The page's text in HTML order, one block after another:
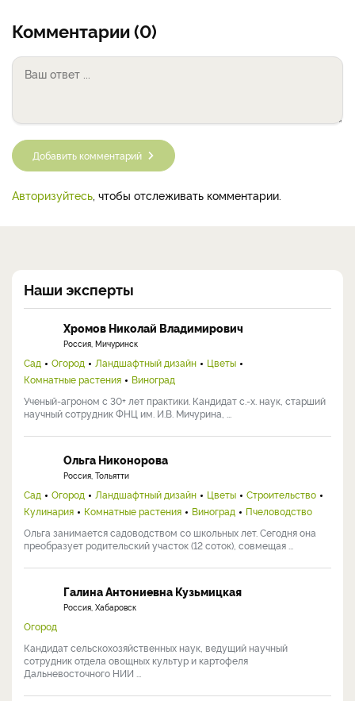
Комментарии (0)
Добавить комментарий
Авторизуйтесь, чтобы отслеживать комментарии.
Наши эксперты
Хромов Николай Владимирович
Россия, Мичуринск
Сад Огород Ландшафтный дизайн
Цветы
Комнатные растения
Виноград
Ученый-агроном с 30+ лет практики. Кандидат с.-х. наук, старший
научный сотрудник ФНЦ им. И.В. Мичурина, ...
Ольга Никонорова
Россия, Тольятти
Сад Огород Ландшафтный дизайн Цветы
Строительство
Кулинария
Комнатные растения Виноград
Пчеловодство
Ольга занимается садоводством со школьных лет. Сегодня она
преобразует родительский участок (12 соток), совмещая ...
Галина Антониевна Кузьмицкая
Россия, Хабаровск
Огород
Кандидат сельскохозяйственных наук, ведущий научный
сотрудник отдела овощных культур и картофеля
Дальневосточного НИИ ...